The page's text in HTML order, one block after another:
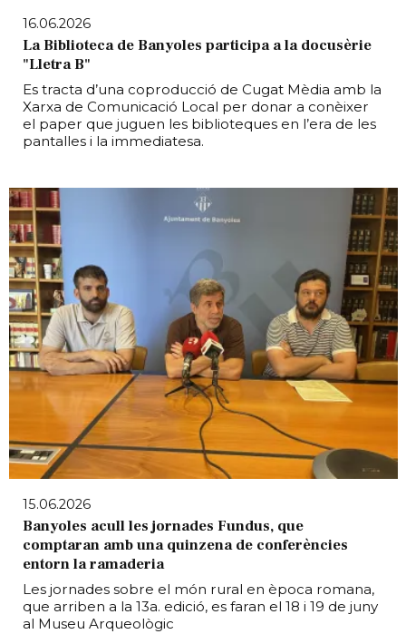
16.06.2026
La Biblioteca de Banyoles participa a la docusèrie
"Lletra B"
Es tracta d’una coproducció de Cugat Mèdia amb la
Xarxa de Comunicació Local per donar a conèixer
el paper que juguen les biblioteques en l’era de les
pantalles i la immediatesa.
15.06.2026
Banyoles acull les jornades Fundus, que
comptaran amb una quinzena de conferències
entorn la ramaderia
Les jornades sobre el món rural en època romana,
que arriben a la 13a. edició, es faran el 18 i 19 de juny
al Museu Arqueològic